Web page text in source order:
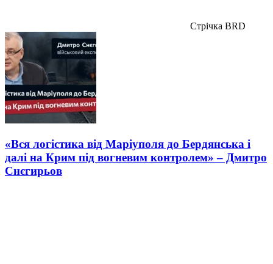
Стрічка BRD
«Вся логістика від Маріуполя до Бердянська і
далі на Крим під вогневим контролем» – Дмитро
Снєгирьов